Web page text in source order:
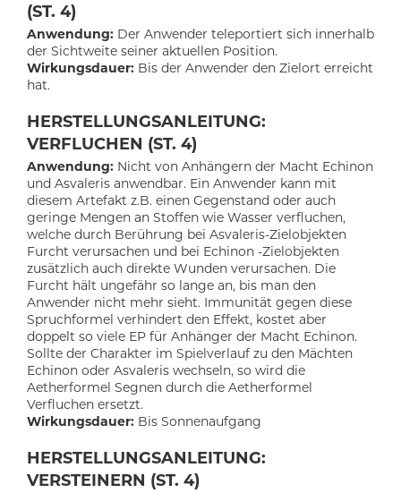
(ST. 4)
Anwendung: Der Anwender teleportiert sich innerhalb
der Sichtweite seiner aktuellen Position.
Wirkungsdauer: Bis der Anwender den Zielort erreicht
hat.
HERSTELLUNGSANLEITUNG:
VERFLUCHEN (ST. 4)
Anwendung: Nicht von Anhängern der Macht Echinon
und Asvaleris anwendbar. Ein Anwender kann mit
diesem Artefakt z.B. einen Gegenstand oder auch
geringe Mengen an Stoffen wie Wasser verfluchen,
welche durch Berührung bei Asvaleris-Zielobjekten
Furcht verursachen und bei Echinon -Zielobjekten
zusätzlich auch direkte Wunden verursachen. Die
Furcht hält ungefähr so lange an, bis man den
Anwender nicht mehr sieht. Immunität gegen diese
Spruchformel verhindert den Effekt, kostet aber
doppelt so viele EP für Anhänger der Macht Echinon.
Sollte der Charakter im Spielverlauf zu den Mächten
Echinon oder Asvaleris wechseln, so wird die
Aetherformel Segnen durch die Aetherformel
Verfluchen ersetzt.
Wirkungsdauer: Bis Sonnenaufgang
HERSTELLUNGSANLEITUNG:
VERSTEINERN (ST. 4)